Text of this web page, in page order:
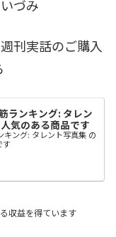
づみ
刊実話のご購入
ランキング: タレン
気のある商品です
ング: タレント写真集 の
す
収益を得ています